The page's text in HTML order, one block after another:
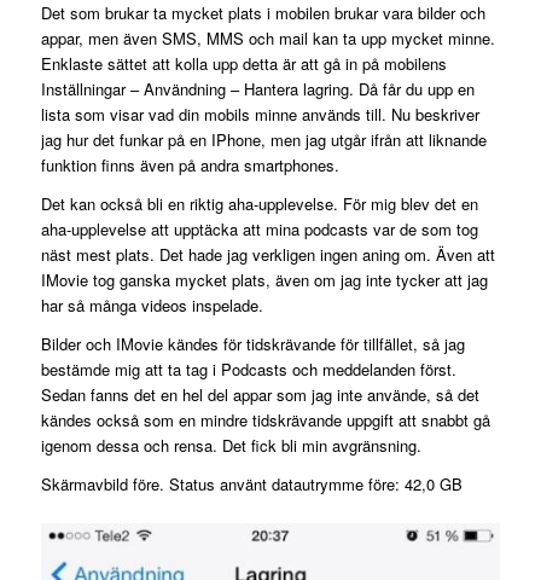
Det som brukar ta mycket plats i mobilen brukar vara bilder och
appar, men även SMS, MMS och mail kan ta upp mycket minne.
Enklaste sättet att kolla upp detta är att gå in på mobilens
Inställningar – Användning – Hantera lagring. Då får du upp en
lista som visar vad din mobils minne används till. Nu beskriver
jag hur det funkar på en IPhone, men jag utgår ifrån att liknande
funktion finns även på andra smartphones.
Det kan också bli en riktig aha-upplevelse. För mig blev det en
aha-upplevelse att upptäcka att mina podcasts var de som tog
näst mest plats. Det hade jag verkligen ingen aning om. Även att
IMovie tog ganska mycket plats, även om jag inte tycker att jag
har så många videos inspelade.
Bilder och IMovie kändes för tidskrävande för tillfället, så jag
bestämde mig att ta tag i Podcasts och meddelanden först.
Sedan fanns det en hel del appar som jag inte använde, så det
kändes också som en mindre tidskrävande uppgift att snabbt gå
igenom dessa och rensa. Det fick bli min avgränsning.
Skärmavbild före. Status använt datautrymme före: 42,0 GB